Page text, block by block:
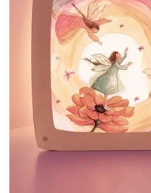
kinderkamer
eten & drinken
boeken